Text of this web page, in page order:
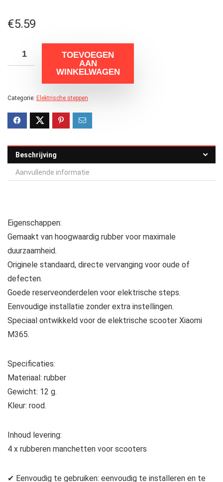
€5.59
TOEVOEGEN
AAN
WINKELWAGEN
Categorie: Elektrische steppen
Beschrijving
Aanvullende informatie
Eigenschappen:
Gemaakt van hoogwaardig rubber voor maximale
duurzaamheid.
Originele standaard, directe vervanging voor oude of
defecten.
Goede reserveonderdelen voor elektrische steps.
Eenvoudige installatie zonder extra instellingen.
Speciaal ontwikkeld voor de elektrische scooter Xiaomi
M365.
Specificaties:
Materiaal: rubber
Gewicht: 12 g.
Kleur: rood.
Inhoud levering:
4 x rubberen manchetten voor scooters
✔ Eenvoudig te gebruiken: eenvoudig te installeren en te